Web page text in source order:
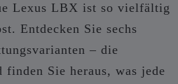
Lexus LBX ist so vielfältig
Entdecken Sie sechs
– die
finden Sie heraus, was jede